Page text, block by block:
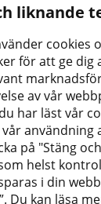
liknande
cookies
för att ge dig
av vår
har läst vår
användning
på "Stäng
helst
i din
Du kan läsa